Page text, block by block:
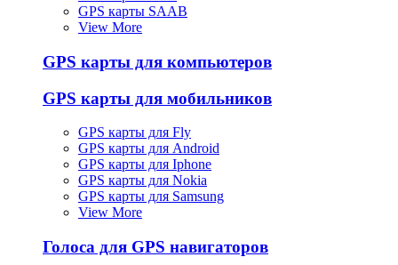
GPS карты SAAB
View More
GPS карты для компьютеров
GPS карты для мобильников
GPS карты для Fly
GPS карты для Android
GPS карты для Iphone
GPS карты для Nokia
GPS карты для Samsung
View More
Голоса для GPS навигаторов